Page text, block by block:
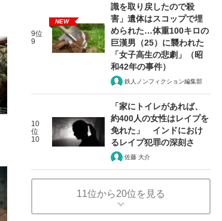
9位
9
NEW
識を取り戻したので殺
害」遺体はスコップで埋
められた…体重100キロの
巨漢男（25）に襲われた
「女子高生の悲劇」（昭
和42年の事件）
鉄人ノンフィクション編集部
10
位
10
「家にトイレがあれば、
約400人の女性はレイプを
免れた」 インドにおけ
るレイプ犯罪の深刻さ
佐藤 大介
11位から20位を見る